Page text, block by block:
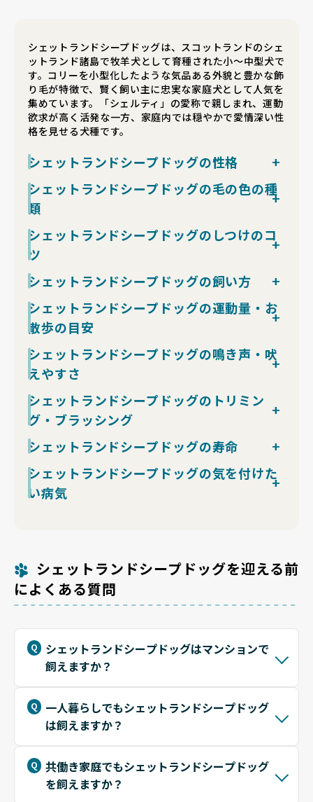
シェットランドシープドッグは、スコットランドのシェ
ットランド諸島で牧羊犬として育種された小〜中型犬で
す。コリーを小型化したような気品ある外貌と豊かな飾
り毛が特徴で、賢く飼い主に忠実な家庭犬として人気を
集めています。「シェルティ」の愛称で親しまれ、運動
欲求が高く活発な一方、家庭内では穏やかで愛情深い性
格を見せる犬種です。
シェットランドシープドッグの性格
シェットランドシープドッグは賢く、飼い主に深い忠誠
心を示す家庭犬です。状況判断が早く指示の理解力に優
れる一方、繊細で警戒心がやや強く、見知らぬ人や物音
にすぐ反応する個体も少なくありません。家族の前では
明るく活発に振る舞い、子どもや高齢者にも穏やかに接
することができますが、知らない相手には距離を置く傾
育てる鍵となります。
りなどの問題行動につながりやすいタイプです。十分な
運動と知的刺激が満たされていれば、家庭内ではバラン
ーツでも活躍する身体能力と集中力をもち、しつけのや
りがいが大きい犬種です。
シェットランドシープドッグの毛の色の種
類
シェットランドシープドッグの被毛色は、犬種標準とし
て「セーブル」「トライカラー」「ブルーマール」「ブ
ラック&ホワイト」「ブラック&タン」などが認められ
ています。最も多いセーブルは茶系の地色に黒い差し毛
が入り、ゴールデンセーブルやマホガニーセーブルなど
個体差が大きいのが特徴。トライカラーは黒地に白とタ
ンが入る三色配色、ブルーマールは灰青色のマーブル模
様が入る希少色で、両眼が青く出る個体もあります。
コートに密なアンダーコートが組み合わさり、首回りや
胸元の飾り毛が華やかさを演出します。
シェットランドシープドッグのしつけのコ
ツ
シェットランドシープドッグは犬種別の知能ランキング
でも上位に位置する賢さをもち、お座り・待て・お手な
どの基本コマンド習得は中型犬の中でもトップクラスで
す。短時間（1回5〜10分）の褒めて伸ばすトレーニン
グが向いており、強制系のしつけは繊細な性格には逆効
果。叱るより成功体験を積ませることがやる気を引き出
します。
トイレは子犬期に「寝起き・食後・遊び後」の誘導を重
戒吠えの強い血統のため、社会化期（生後3〜12週）に
多様な人・他犬・生活音と触れさせた個体は穏やかな成
したい項目になります。賢さの裏返しで「飼い主の弱
全員でルールの温度を揃えると暮らしが楽になります。
シェットランドシープドッグの飼い方
シェットランドシープドッグは室内飼育が基本で、
6.8〜11.3kgの中型犬として広めの住環境が望まれる犬
種です。ダブルコートで暑さに弱いため夏場のエアコン
管理は前提条件で、停電・故障時の熱中症対策も組み込
んでください。年2回の換毛期は驚くほど毛が抜けるた
め、ロボット掃除機と毎日のブラッシングが生活必需
ん。トリミングは2〜3か月に1回が目安で、足裏・耳周
り・お尻周りの部分カットで清潔を保ちます。
食事は太りやすい代謝のため標準体重をキープするカロ
リー管理が重要で、関節への負担軽減にも直結します。
子犬期（〜1歳）は関節形成のため激しい運動・階段昇
降を控えてください。寂しがり屋な一面があり、長時間
の留守番は分離不安や問題行動の引き金になりやすいの
で、平日は連続6〜8時間以内の留守を目安に設計しま
シェットランドシープドッグの運動量・お
散歩の目安
シェットランドシープドッグは牧羊犬として作出された
犬種らしく、運動量はしっかり必要です。目安は1日2
回・各30〜60分の散歩、合計1〜2時間。6.8〜11.3kg
の中型の体に持久力と高い作業意欲が乗っており、単な
る散歩だけでは退屈しやすいタイプ。ボール遊び、フリ
スビー、アジリティ、ノーズワークなど頭と体を同時に
動不足は要求吠えや穴掘り、家具へのいたずらなど問題
で発散を確保してください。夏場は熱中症リスクから日
中の散歩を避け、5〜9月は早朝・夕方の涼しい時間帯
シェットランドシープドッグの鳴き声・吠
えやすさ
警戒心と作業意欲の強さから、吠えやすさは小〜中型犬
の中で上位の部類に入る犬種です。来客・物音・通行
人・他犬への反応が頻繁で、声は高くよく通るタイプの
ため、マンションでは無駄吠え対策が子犬期からの最優
先課題になります。社会化期（生後3〜12週）に多様な
音・人・他犬を経験させた個体は反応が穏やかになり、
家庭側では「吠えても要求が通らない」を徹底すると要
求吠え・警戒吠えの定着を防げます。退屈や運動不足は
シェットランドシープドッグのトリミン
グ・ブラッシング
シェットランドシープドッグはカット必須の犬種ではあ
りませんが、長く豊かなダブルコートのため日常的なケ
アが大切です。ブラッシングは週3〜4回、換毛期
（春・秋）には毎日行うのが理想で、首回りや胸元、耳
の後ろ、しっぽの飾り毛は毛玉になりやすいため重点的
体温調節と紫外線保護の機能を損なうため基本的にはお
すすめできません。
シェットランドシープドッグの寿命
シェットランドシープドッグの平均寿命は12〜14年
と、中型犬としては比較的長寿な部類に入ります。長生
きの鍵は適正体重の維持、関節への配慮、デンタルケ
調整し、ストレスのない穏やかな生活環境を整えましょ
う。
シェットランドシープドッグの気を付けた
い病気
があるため、両親犬の眼の検査結果を確認できるブリー
ダーから迎えることが予防の第一歩です。関節トラブル
予防のためフローリングに滑り止めマットを敷き、子犬
てんかん発作の兆候など、日々の小さな変化を観察し、
定期的な健康診断で早期発見につなげましょう。
シェットランドシープドッグを迎える前
によくある質問
シェットランドシープドッグはマンションで
飼えますか？
一人暮らしでもシェットランドシープドッグ
は飼えますか？
共働き家庭でもシェットランドシープドッグ
を飼えますか？